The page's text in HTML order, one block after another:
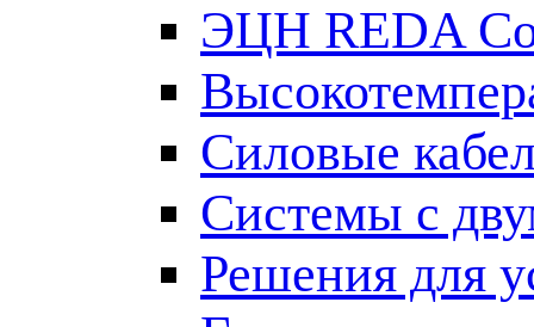
ЭЦН REDA
Силовые
Системы с
Решения для